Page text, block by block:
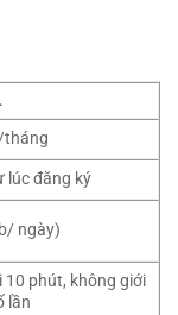
lúc đăng ký
ngày)
10 phút, không giới
lần